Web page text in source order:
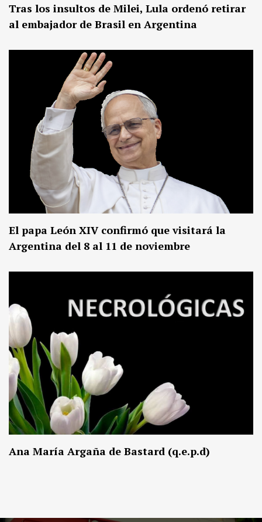
Tras los insultos de Milei, Lula ordenó retirar
al embajador de Brasil en Argentina
El papa León XIV confirmó que visitará la
Argentina del 8 al 11 de noviembre
Ana María Argaña de Bastard (q.e.p.d)